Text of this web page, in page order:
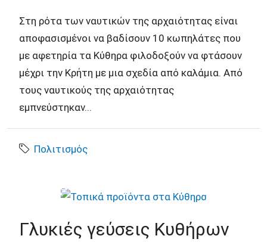
Στη ρότα των ναυτικών της αρχαιότητας είναι
αποφασισμένοι να βαδίσουν 10 κωπηλάτες που
με αφετηρία τα Κύθηρα φιλοδοξούν να φτάσουν
μέχρι την Κρήτη με μια σχεδία από καλάμια. Από
τους ναυτικούς της αρχαιότητας
εμπνεύστηκαν...
Πολιτισμός
Γλυκιές γεύσεις Κυθήρων